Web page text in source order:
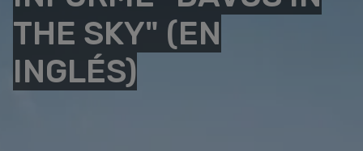
THE SKY" (EN
INGLÉS)